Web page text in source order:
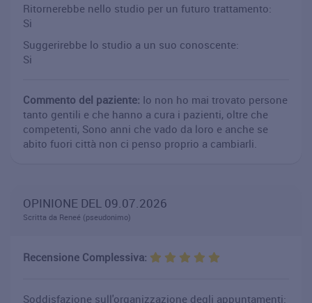
Ritornerebbe nello studio per un futuro trattamento:
Si
Suggerirebbe lo studio a un suo conoscente:
Si
Commento del paziente: Io non ho mai trovato persone
tanto gentili e che hanno a cura i pazienti, oltre che
competenti, Sono anni che vado da loro e anche se
abito fuori città non ci penso proprio a cambiarli.
OPINIONE DEL 09.07.2026
Scritta da Reneé (pseudonimo)
Recensione Complessiva:
Soddisfazione sull'organizzazione degli appuntamenti: